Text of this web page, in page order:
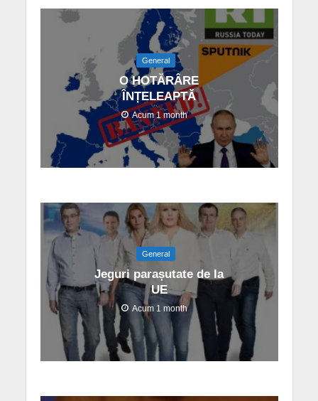
General
O HOTĂRÂRE
ÎNȚELEAPTĂ
Acum 1 month
General
Jeguri parașutate de la
UE
Acum 1 month